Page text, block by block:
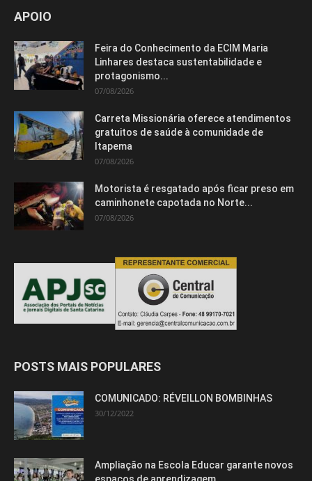
APOIO
Feira do Conhecimento da ECIM Maria
Linhares destaca sustentabilidade e
protagonismo...
07/08/2026
Carreta Missionária oferece atendimentos
gratuitos de saúde à comunidade de
Itapema
07/08/2026
Motorista é resgatado após ficar preso em
caminhonete capotada no Norte...
07/08/2026
POSTS MAIS POPULARES
COMUNICADO: RÉVEILLON BOMBINHAS
30/12/2022
Ampliação na Escola Educar garante novos